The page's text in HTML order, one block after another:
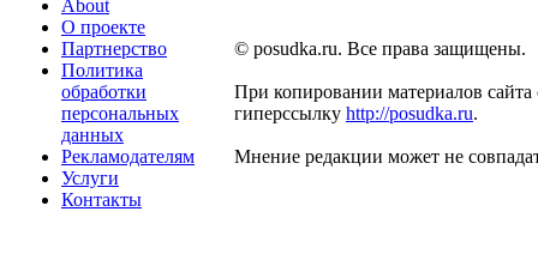
About
О проекте
Партнерство
Политика
обработки
персональных
данных
Рекламодателям
Услуги
Контакты
© posudka.ru. Все права защищены.
При копировании материалов сайта
гиперссылку http://posudka.ru.
Мнение редакции может не